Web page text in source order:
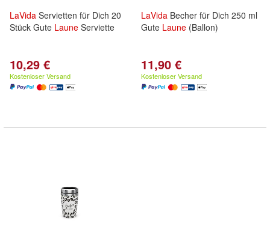
LaVida Servietten für Dich 20
Stück Gute Laune Serviette
10,29 €
Kostenloser Versand
LaVida Becher für Dich 250 ml
Gute Laune (Ballon)
11,90 €
Kostenloser Versand